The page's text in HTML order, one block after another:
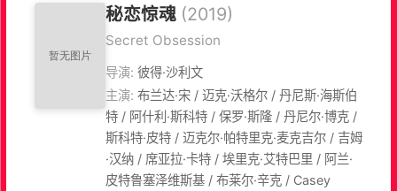
秘恋惊魂 (2019)
Secret Obsession
导演: 彼得·沙利文
主演: 布兰达·宋 / 迈克·沃格尔 / 丹尼斯·海斯伯
特 / 阿什利·斯科特 / 保罗·斯隆 / 丹尼尔·博克 /
斯科特·皮特 / 迈克尔·帕特里克·麦克吉尔 / 吉姆
·汉纳 / 席亚拉·卡特 / 埃里克·艾特巴里 / 阿兰·
皮特鲁塞泽维斯基 / 布莱尔·辛克 / Casey